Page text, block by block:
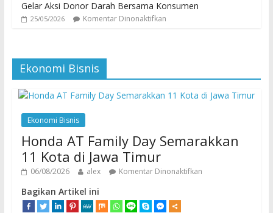
Gelar Aksi Donor Darah Bersama Konsumen
25/05/2026 Komentar Dinonaktifkan
Ekonomi Bisnis
Ekonomi Bisnis
Honda AT Family Day Semarakkan
11 Kota di Jawa Timur
06/08/2026 alex Komentar Dinonaktifkan
Bagikan Artikel ini